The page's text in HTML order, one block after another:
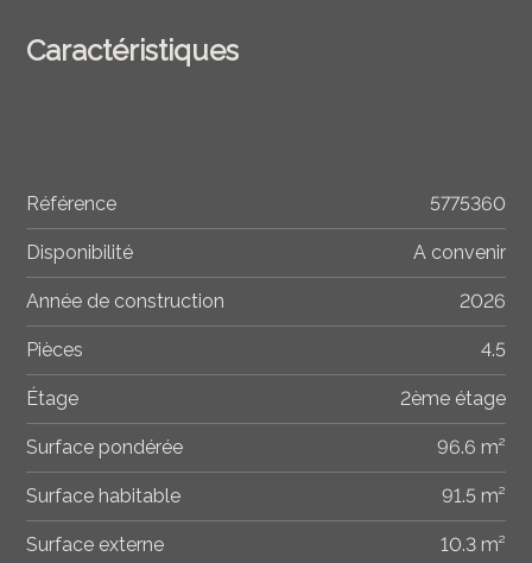
Caractéristiques
Référence 5775360
Disponibilité A convenir
Année de construction 2026
Pièces 4.5
Étage 2ème étage
Surface pondérée 96.6 m²
Surface habitable 91.5 m²
Surface externe 10.3 m²